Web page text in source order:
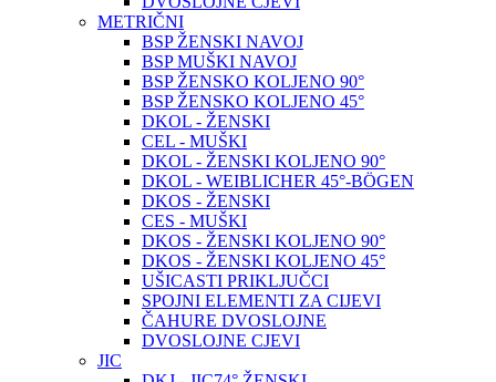
METRIČNI
BSP ŽENSKI NAVOJ
BSP MUŠKI NAVOJ
BSP ŽENSKO KOLJENO 90°
BSP ŽENSKO KOLJENO 45°
DKOL - ŽENSKI
CEL - MUŠKI
DKOL - ŽENSKI KOLJENO 90°
DKOL - WEIBLICHER 45°-BÖGEN
DKOS - ŽENSKI
CES - MUŠKI
DKOS - ŽENSKI KOLJENO 90°
DKOS - ŽENSKI KOLJENO 45°
UŠICASTI PRIKLJUČCI
SPOJNI ELEMENTI ZA CIJEVI
ČAHURE DVOSLOJNE
DVOSLOJNE CJEVI
JIC